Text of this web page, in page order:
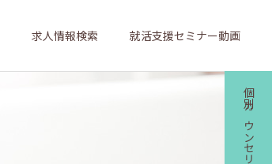
求人情報検索 就活支援セミナー動画